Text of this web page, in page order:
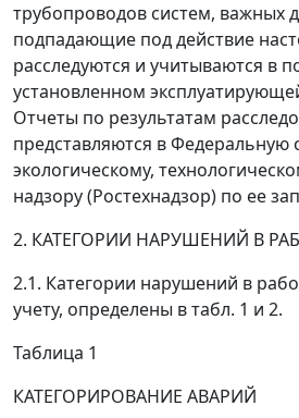
трубопроводов систем, важных
подпадающие под действие
расследуются и учитываются в
установленном
Отчеты по результатам
представляются в Федеральную
экологическому,
надзору (Ростехнадзор) по ее
2. КАТЕГОРИИ НАРУШЕНИЙ В
2.1. Категории нарушений в
учету, определены в табл. 1 и 2.
Таблица 1
КАТЕГОРИРОВАНИЕ АВАРИЙ